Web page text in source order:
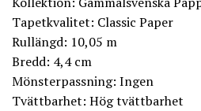
Tapetkvalitet: Classic Paper
Rullängd: 10,05 m
Bredd: 4,4 cm
Mönsterpassning: Ingen
Tvättbarhet: Hög tvättbarhet